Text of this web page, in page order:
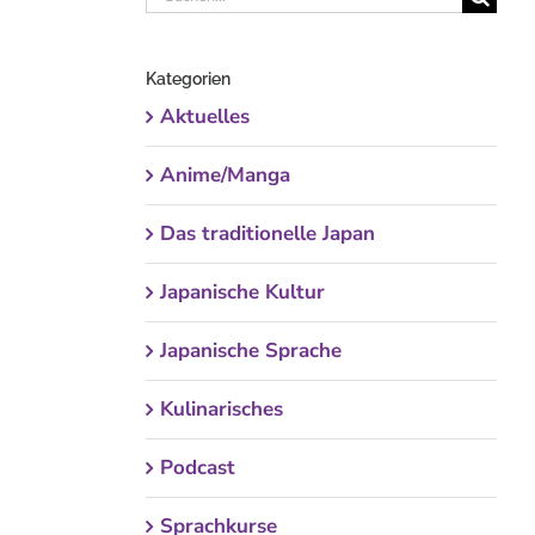
Kategorien
Aktuelles
Anime/Manga
Das traditionelle Japan
Japanische Kultur
Japanische Sprache
Kulinarisches
Podcast
Sprachkurse